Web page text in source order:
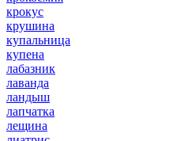
крокус
крушина
купальница
купена
лабазник
лаванда
ландыш
лапчатка
лещина